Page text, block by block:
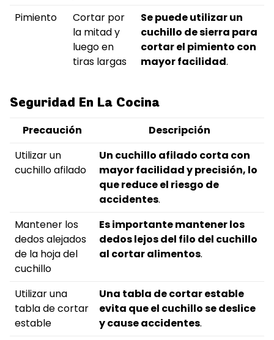
Pimiento
Cortar por
la mitad y
luego en
tiras largas
Se puede utilizar un
cuchillo de sierra para
cortar el pimiento con
mayor facilidad.
Seguridad En La Cocina
Precaución
Descripción
Utilizar un
cuchillo afilado
Un cuchillo afilado corta con
mayor facilidad y precisión, lo
que reduce el riesgo de
accidentes.
Mantener los
dedos alejados
de la hoja del
cuchillo
Es importante mantener los
dedos lejos del filo del cuchillo
al cortar alimentos.
Utilizar una
tabla de cortar
estable
Una tabla de cortar estable
evita que el cuchillo se deslice
y cause accidentes.